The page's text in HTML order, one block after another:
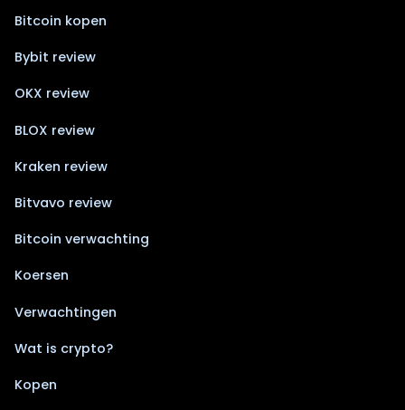
Bitcoin kopen
Bybit review
OKX review
BLOX review
Kraken review
Bitvavo review
Bitcoin verwachting
Koersen
Verwachtingen
Wat is crypto?
Kopen